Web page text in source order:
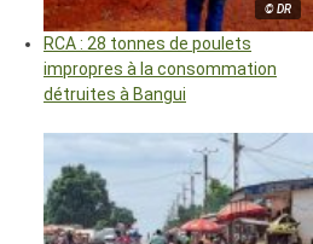
© DR
RCA : 28 tonnes de poulets
impropres à la consommation
détruites à Bangui